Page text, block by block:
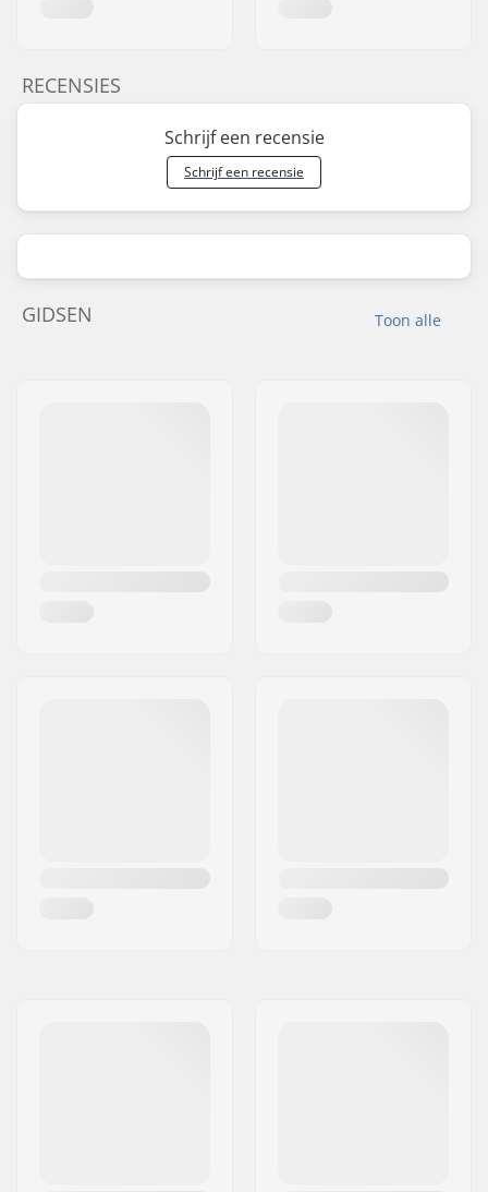
RECENSIES
Schrijf een recensie
Schrijf een recensie
Toon alle
GIDSEN